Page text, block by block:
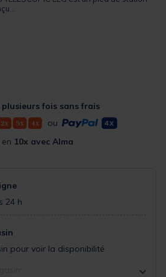
plusieurs fois sans frais
ou
ou en 10x avec Alma
24 h
pour voir la disponibilité